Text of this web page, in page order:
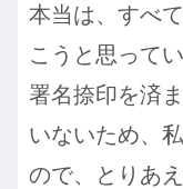
本当は、すべ
こうと思って
署名捺印を済
いないため、
ので、とりあ